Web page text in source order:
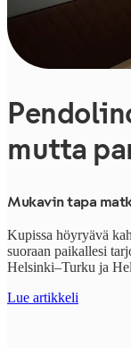
mutta
Mukavin tapa
Kupissa höyryävä
suoraan paikallesi
Helsinki–Turku ja
Lue artikkeli